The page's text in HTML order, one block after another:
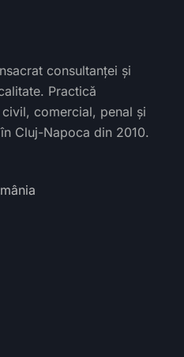
consultanței și
Practică
comercial, penal și
Cluj-Napoca din 2010.